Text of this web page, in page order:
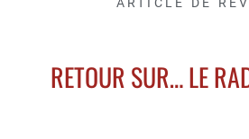
RETOUR SUR… LE